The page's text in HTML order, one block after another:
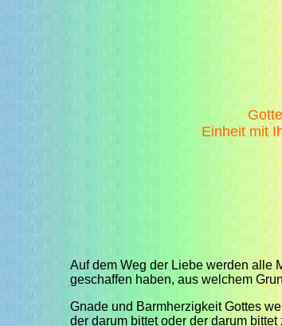
Einheit mit
Auf dem Weg der Liebe werden alle
geschaffen haben, aus welchem
Gnade und Barmherzigkeit Gottes
der darum bittet oder der darum